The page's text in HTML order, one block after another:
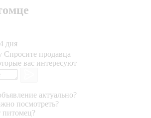
дня
Спросите продавца
вас интересуют
актуально?
посмотреть?
питомец?